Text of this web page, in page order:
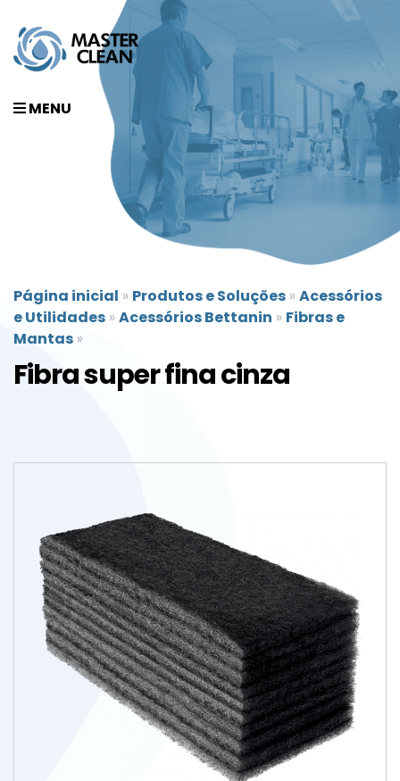
MENU
Página inicial » Produtos e Soluções » Acessórios
e Utilidades » Acessórios Bettanin » Fibras e
Mantas »
Fibra super fina cinza